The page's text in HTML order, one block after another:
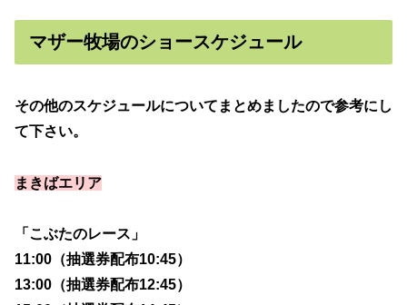
マザー牧場のショースケジュール
その他のスケジュールについてまとめましたので参考にし
て下さい。
まきばエリア
「こぶたのレース」
11:00（抽選券配布10:45）
13:00（抽選券配布12:45）